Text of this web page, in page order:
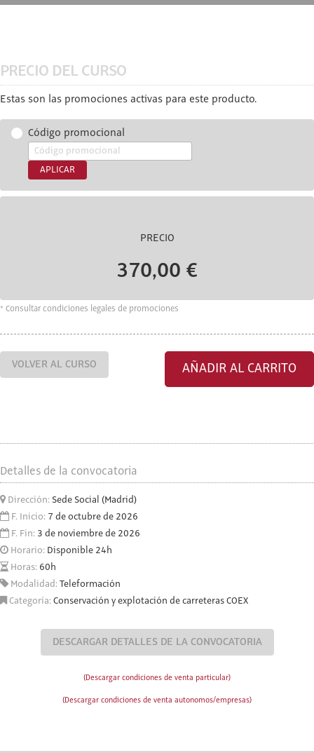
PRECIO DEL CURSO
Estas son las promociones activas para este producto.
Código promocional
APLICAR
PRECIO
370,00 €
* Consultar condiciones legales de promociones
VOLVER AL CURSO AÑADIR AL CARRITO
Detalles de la convocatoria
Dirección: Sede Social (Madrid)
F. Inicio: 7 de octubre de 2026
F. Fin: 3 de noviembre de 2026
Horario: Disponible 24h
Horas: 60h
Modalidad: Teleformación
Categoría: Conservación y explotación de carreteras COEX
DESCARGAR DETALLES DE LA CONVOCATORIA
(Descargar condiciones de venta particular)
(Descargar condiciones de venta autonomos/empresas)